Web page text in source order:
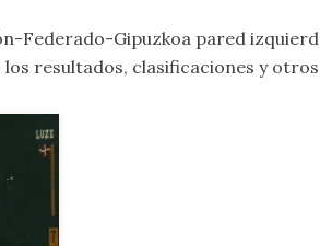
Federado-Gipuzkoa pared
resultados, clasificaciones y